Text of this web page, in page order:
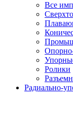
Все
Ролики
Радиально-